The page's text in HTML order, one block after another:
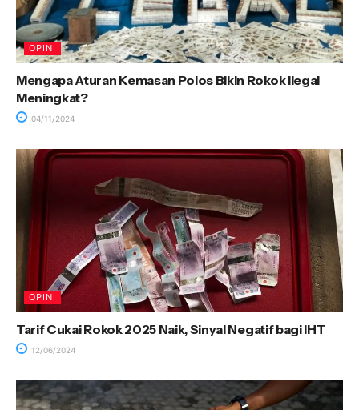
OPINI
Mengapa Aturan Kemasan Polos Bikin Rokok Ilegal
Meningkat?
04/11/2024
OPINI
Tarif Cukai Rokok 2025 Naik, Sinyal Negatif bagi IHT
12/06/2024